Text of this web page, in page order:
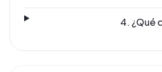
4. ¿Qué